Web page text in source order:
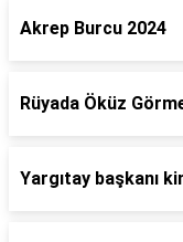
Akrep Burcu 2024
Rüyada Öküz
Yargıtay başkanı